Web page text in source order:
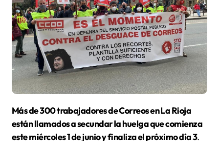
Más de 300 trabajadores de Correos en La Rioja
están llamados a secundar la huelga que comienza
este miércoles 1 de junio y finaliza el próximo día 3.